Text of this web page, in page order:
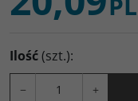
Ilość(szt.):
− +